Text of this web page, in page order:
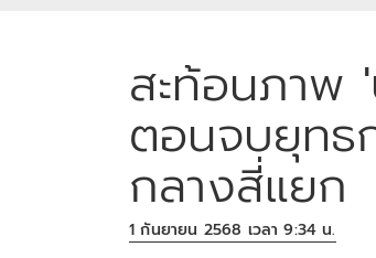
สะท้อนภาพ
ตอนจบยุทธ
กลางสี่แยก
1 กันยายน 2568 เวลา 9:34 น.